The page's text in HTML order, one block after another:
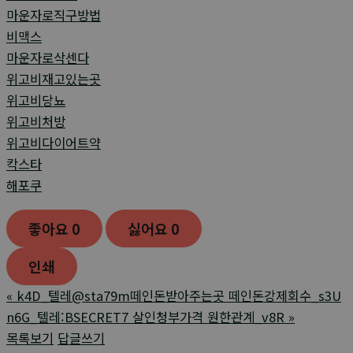
마운자로직구방법
비맥스
마운자로삭센다
위고비재고있는곳
위고비당뇨
위고비처방
위고비다이어트약
칵스타
해포쿠
좋아요 0 싫어요 0
인쇄
« k4D_텔레@sta79m떼인돈받아주는곳 떼인돈강제회수_s3U
n6G_텔레:BSECRET7 살인청부가격 원한관계_v8R »
목록보기 답글쓰기